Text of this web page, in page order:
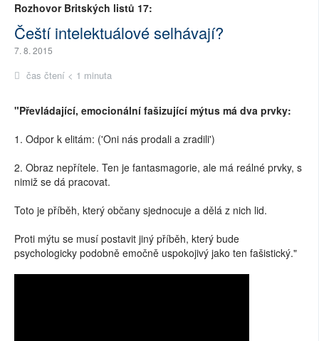
Rozhovor Britských listů 17:
Čeští intelektuálové selhávají?
7. 8. 2015
čas čtení < 1 minuta
"Převládající, emocionální fašizující mýtus má dva prvky:
1. Odpor k elitám: ('Oni nás prodali a zradili')
2. Obraz nepřítele. Ten je fantasmagorie, ale má reálné prvky, s
nimiž se dá pracovat.
Toto je příběh, který občany sjednocuje a dělá z nich lid.
Proti mýtu se musí postavit jiný příběh, který bude
psychologicky podobně emočně uspokojivý jako ten fašistický."